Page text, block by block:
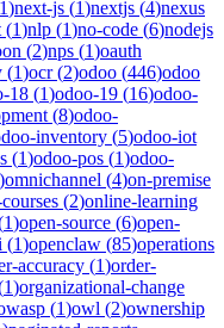
1)next-js (1)nextjs (4)nexus
(1)nlp (1)no-code (6)nodejs
(2)nps (1)oauth
(1)ocr(2)odoo (446)odoo
18 (1)odoo-19 (16)odoo-
(8)odoo-
inventory (5)odoo-iot
(1)odoo-pos (1)odoo-
)omnichannel (4)on-premise
(2)online-learning
1)open-source (6)open-
(1)openclaw (85)operations
accuracy (1)order-
1)organizational-change
(1)owl (2)ownership